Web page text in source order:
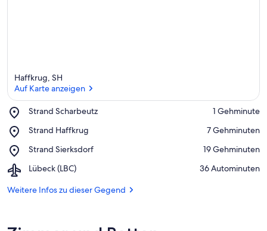
Haffkrug, SH
Auf Karte anzeigen
Strand Scharbeutz
Place,
Scharbeutz
‪1 Gehminute‬
Strand Haffkrug
Place,
Haffkrug
‪7 Gehminuten‬
Strand Sierksdorf
Place,
Sierksdorf
‪19 Gehminuten‬
Lübeck (LBC)
Airport,
(LBC)
‪36 Autominuten‬
Weitere Infos zu dieser Gegend